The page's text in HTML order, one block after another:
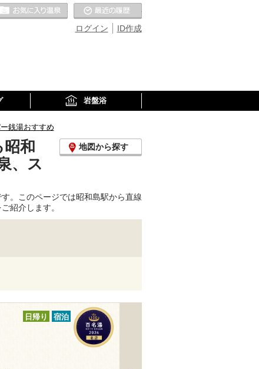
ID作成
ログイン
お気に入りの温泉
岩盤浴
銭湯おすすめ
和
、ス
地図から探す
。このページでは昭和島駅から直線
紹介します。
日帰り 宿泊